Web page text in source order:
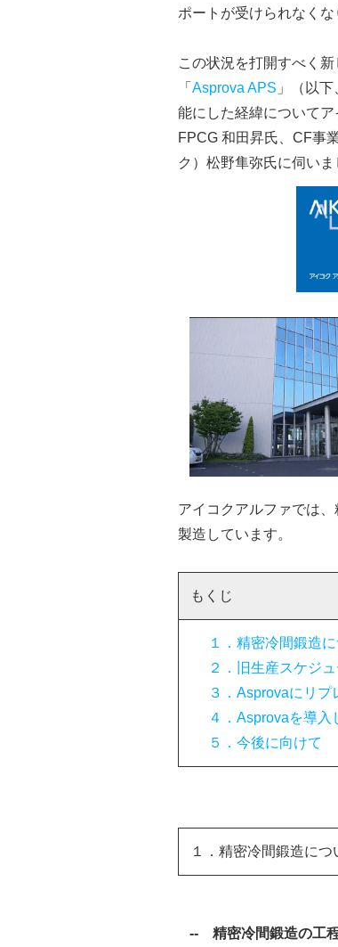
ポートが受けられなく
この状況を打開すべく
「 Asprova APS 」（以
能にした経緯について
FPCG 和田昇氏、CF事
ク）松野隼弥氏に伺いま
アイコクアルファでは
製造しています。
もくじ
１．精密冷間鍛造
２．旧生産スケジ
３．Asprovaにリプ
４．Asprovaを導入
５．今後に向けて
１．精密冷間鍛造につ
-- 精密冷間鍛造の工